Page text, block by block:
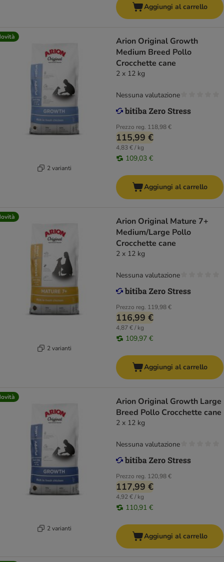
Aggiungi al carrello
2 varianti
Arion Original Growth
Medium Breed Pollo
Crocchette cane
2 x 12 kg
Prezzo reg. 118,98 €
115,99 €
4,83 € / kg
109,03 €
Nessuna valutazione
Aggiungi al carrello
2 varianti
Arion Original Mature 7+
Medium/Large Pollo
Crocchette cane
2 x 12 kg
Prezzo reg. 119,98 €
116,99 €
4,87 € / kg
109,97 €
Nessuna valutazione
Aggiungi al carrello
2 varianti
Arion Original Growth Large
Breed Pollo Crocchette cane
2 x 12 kg
Prezzo reg. 120,98 €
117,99 €
4,92 € / kg
110,91 €
Nessuna valutazione
Aggiungi al carrello